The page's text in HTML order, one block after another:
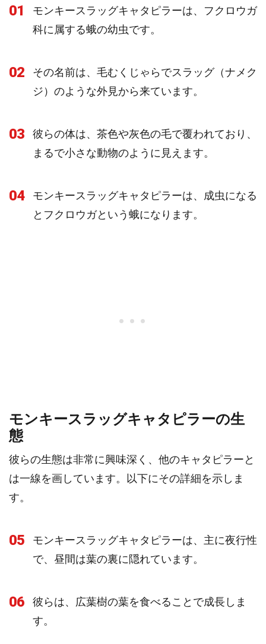
01
モンキースラッグキャタピラーは、フクロウガ
科に属する蛾の幼虫です。
02
その名前は、毛むくじゃらでスラッグ（ナメク
ジ）のような外見から来ています。
03
彼らの体は、茶色や灰色の毛で覆われており、
まるで小さな動物のように見えます。
04
モンキースラッグキャタピラーは、成虫になる
とフクロウガという蛾になります。
モンキースラッグキャタピラーの生
態
彼らの生態は非常に興味深く、他のキャタピラーと
は一線を画しています。以下にその詳細を示しま
す。
05
モンキースラッグキャタピラーは、主に夜行性
で、昼間は葉の裏に隠れています。
06
彼らは、広葉樹の葉を食べることで成長しま
す。